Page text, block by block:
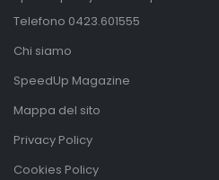
Telefono 0423.601555
Chi siamo
SpeedUp Magazine
Mappa del sito
Privacy Policy
Cookies Policy